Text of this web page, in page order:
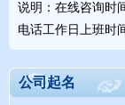
说明：在线咨询时
电话工作日上班时
公司起名